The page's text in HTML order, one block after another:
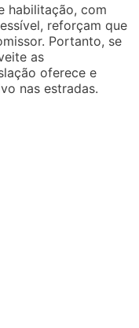
habilitação, com
reforçam que
Portanto, se
as
oferece e
nas estradas.